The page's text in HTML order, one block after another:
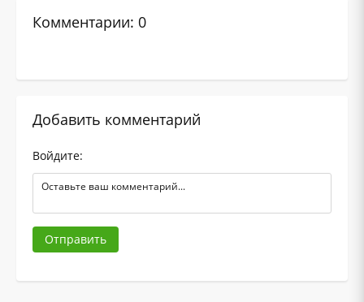
Комментарии: 0
Добавить комментарий
Войдите:
Отправить